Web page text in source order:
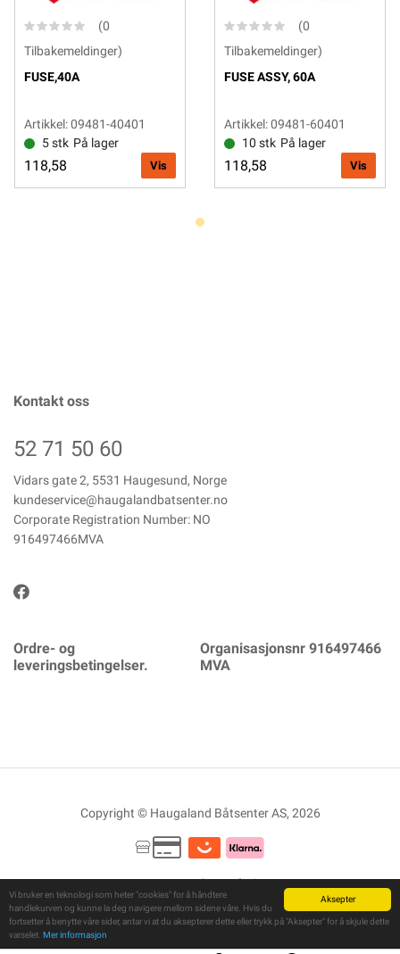
Aksepter
Vi bruker en teknologi som heter "cookies" for å håndtere
handlekurven og kunne la deg navigere mellom sidene våre. Hvis du
fortsetter å benytte våre sider, antar vi at du aksepterer dette eller trykk på "Aksepter" for å skjule dette
varselet. Mer informasjon
(0
Tilbakemeldinger)
FUSE,40A
Artikkel: 09481-40401
5 stk På lager
118,58 Vis
(0
Tilbakemeldinger)
FUSE ASSY, 60A
Artikkel: 09481-60401
10 stk På lager
118,58 Vis
Kontakt oss
52 71 50 60
Vidars gate 2, 5531 Haugesund, Norge
kundeservice@haugalandbatsenter.no
Corporate Registration Number: NO
916497466MVA
Ordre- og
leveringsbetingelser.
Organisasjonsnr 916497466
MVA
Copyright © Haugaland Båtsenter AS, 2026
Powered ByTelaris